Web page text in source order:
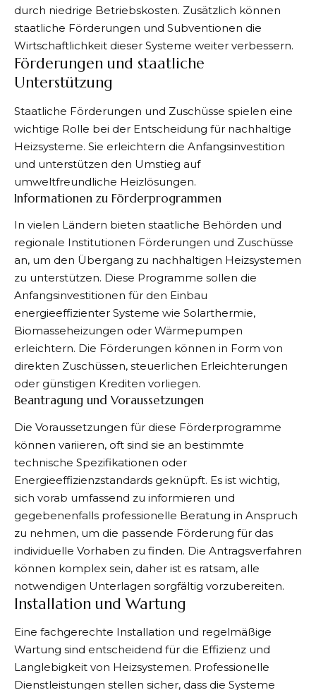
durch niedrige Betriebskosten. Zusätzlich können
staatliche Förderungen und Subventionen die
Wirtschaftlichkeit dieser Systeme weiter verbessern.
Förderungen und staatliche
Unterstützung
Staatliche Förderungen und Zuschüsse spielen eine
wichtige Rolle bei der Entscheidung für nachhaltige
Heizsysteme. Sie erleichtern die Anfangsinvestition
und unterstützen den Umstieg auf
umweltfreundliche Heizlösungen.
Informationen zu Förderprogrammen
In vielen Ländern bieten staatliche Behörden und
regionale Institutionen Förderungen und Zuschüsse
an, um den Übergang zu nachhaltigen Heizsystemen
zu unterstützen. Diese Programme sollen die
Anfangsinvestitionen für den Einbau
energieeffizienter Systeme wie Solarthermie,
Biomasseheizungen oder Wärmepumpen
erleichtern. Die Förderungen können in Form von
direkten Zuschüssen, steuerlichen Erleichterungen
oder günstigen Krediten vorliegen.
Beantragung und Voraussetzungen
Die Voraussetzungen für diese Förderprogramme
können variieren, oft sind sie an bestimmte
technische Spezifikationen oder
Energieeffizienzstandards geknüpft. Es ist wichtig,
sich vorab umfassend zu informieren und
gegebenenfalls professionelle Beratung in Anspruch
zu nehmen, um die passende Förderung für das
individuelle Vorhaben zu finden. Die Antragsverfahren
können komplex sein, daher ist es ratsam, alle
notwendigen Unterlagen sorgfältig vorzubereiten.
Installation und Wartung
Eine fachgerechte Installation und regelmäßige
Wartung sind entscheidend für die Effizienz und
Langlebigkeit von Heizsystemen. Professionelle
Dienstleistungen stellen sicher, dass die Systeme